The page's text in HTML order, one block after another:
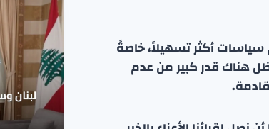
سياسات أكثر تسهيلاً، خاصةً
يظل هناك قدر كبير من عدم